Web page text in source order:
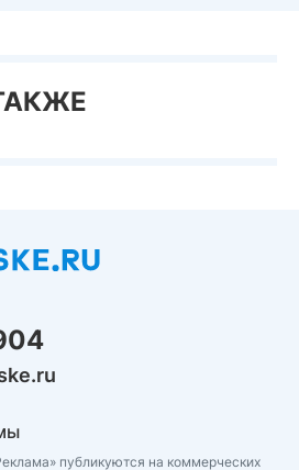
публикуются на коммерческих